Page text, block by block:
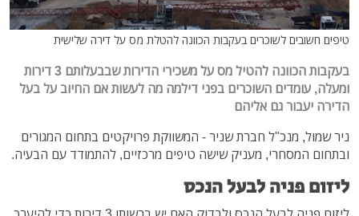
טיפים חשובים לשוכרים בעקבות הכוונה להטלת מס על דירה שלישית
בעקבות הכוונה להטיל מס על משכירי הדירות שבבעלותם 3 דירות
ומעלה, עומדים השוכרים בפני דילמה מה לעשות אם החיוב על בעל
הדירה יעבור גם אליהם
ניר שמול, מנכ"ל חברת שניר - המשווקת פרויקטים בתחום המגורים
ובתחום המסחרי, מעניק שישה טיפים מרכזיים, להתמודד עם הבעיה.
ליזום פניה לבעל הנכס